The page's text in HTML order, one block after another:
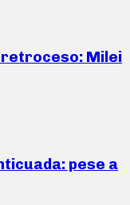
Milei
pese a